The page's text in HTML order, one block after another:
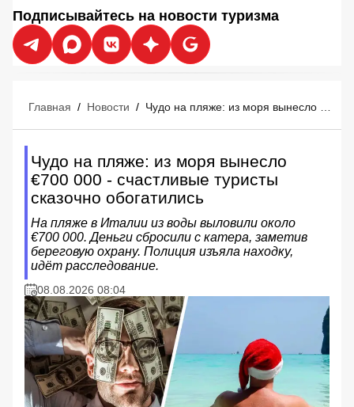
Подписывайтесь на новости туризма
Главная / Новости /
Чудо на пляже: из моря вынесло
€700 000 - счастливые туристы
сказочно обогатились
На пляже в Италии из воды выловили около
€700 000. Деньги сбросили с катера, заметив
береговую охрану. Полиция изъяла находку,
идёт расследование.
08.08.2026 08:04